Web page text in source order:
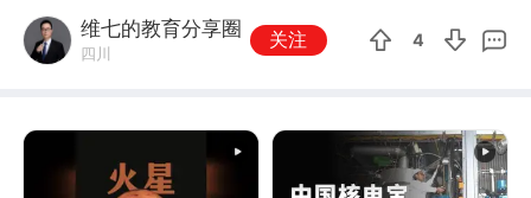
维七的教育分享圈
四川
关注 4